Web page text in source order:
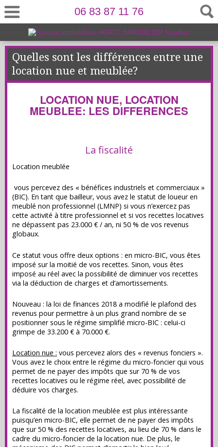
06 83 87 11 76
Quelles sont les différences entre une
location nue et meublée?
LOCATION NUE, LOCATION
MEUBLEE: LES DIFFERENCES
La fiscalité
Location meublée
vous percevez des « bénéfices industriels et commerciaux »
(BIC). En tant que bailleur, vous avez le statut de loueur en
meublé non professionnel (LMNP) si vous n’exercez pas
cette activité à titre professionnel et si vos recettes locatives
ne dépassent pas 23.000 € / an, ni 50 % de vos revenus
globaux.
Ce statut vous offre deux options : en micro-BIC, vous êtes
imposé sur la moitié de vos recettes. Sinon, vous êtes
imposé au réel avec la possibilité de diminuer vos recettes
via la déduction de charges et d’amortissements.
Nouveau : la loi de finances 2018 a modifié le plafond des
revenus pour permettre à un plus grand nombre de se
positionner sous le régime simplifié micro-BIC : celui-ci
grimpe de 33.200 € à 70.000 €.
Location nue : vous percevez alors des « revenus fonciers ».
Vous avez le choix entre le régime du micro-foncier qui vous
permet de ne payer des impôts que sur 70 % de vos
recettes locatives ou le régime réel, avec possibilité de
déduire vos charges.
La fiscalité de la location meublée est plus intéressante
puisqu’en micro-BIC, elle permet de ne payer des impôts
que sur 50 % des recettes locatives, au lieu de 70 % dans le
cadre du micro-foncier de la location nue. De plus, le